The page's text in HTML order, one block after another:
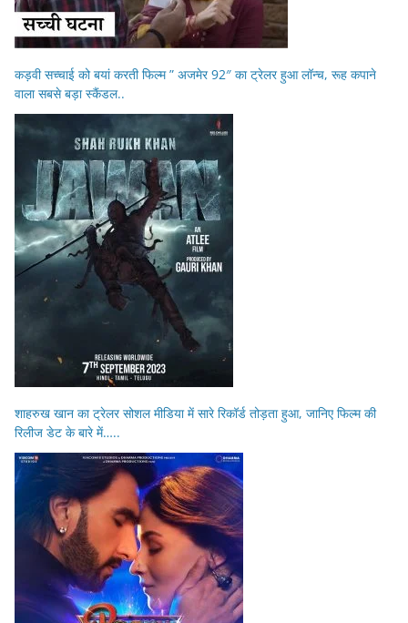
कड़वी सच्चाई को बयां करती फिल्म ” अजमेर 92″ का ट्रेलर हुआ लॉन्च, रूह कपाने
वाला सबसे बड़ा स्कैंडल..
शाहरुख खान का ट्रेलर सोशल मीडिया में सारे रिकॉर्ड तोड़ता हुआ, जानिए फिल्म की
रिलीज डेट के बारे में…..